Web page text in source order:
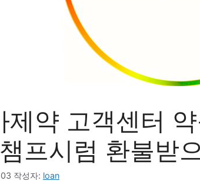
제약 고객센터
프시럼 환불받
작성자: loan